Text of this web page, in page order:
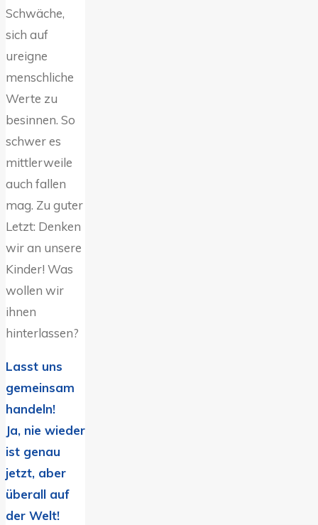
Schwäche,
sich auf
ureigne
menschliche
Werte zu
besinnen. So
schwer es
mittlerweile
auch fallen
mag. Zu guter
Letzt: Denken
wir an unsere
Kinder! Was
wollen wir
ihnen
hinterlassen?
Lasst uns
gemeinsam
handeln!
Ja, nie wieder
ist genau
jetzt, aber
überall auf
der Welt!